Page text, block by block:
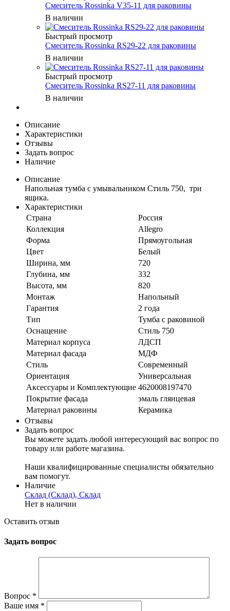
Смеситель Rossinka V35-11 для раковины
В наличии
Быстрый просмотр
Смеситель Rossinka RS29-22 для раковины
В наличии
Быстрый просмотр
Смеситель Rossinka RS27-11 для раковины
В наличии
Описание
Характеристики
Отзывы
Задать вопрос
Наличие
Описание
Напольная тумба с умывальником Стиль 750, три
ящика.
Характеристики
Страна
Россия
Коллекция
Allegro
Форма
Прямоугольная
Цвет
Белый
Ширина, мм
720
Глубина, мм
332
Высота, мм
820
Монтаж
Напольный
Гарантия
2 года
Тип
Тумба с раковиной
Оснащение
Стиль 750
Материал корпуса
ЛДСП
Материал фасада
МДФ
Стиль
Современный
Ориентация
Универсальная
Аксессуары и Комплектующие 4620008197470
Покрытие фасада
эмаль глянцевая
Материал раковины
Керамика
Отзывы
Задать вопрос
Вы можете задать любой интересующий вас вопрос по
товару или работе магазина.
Наши квалифицированные специалисты обязательно
вам помогут.
Наличие
Склад (Склад), Склад
Нет в наличии
Оставить отзыв
Задать вопрос
Вопрос *
Ваше имя *